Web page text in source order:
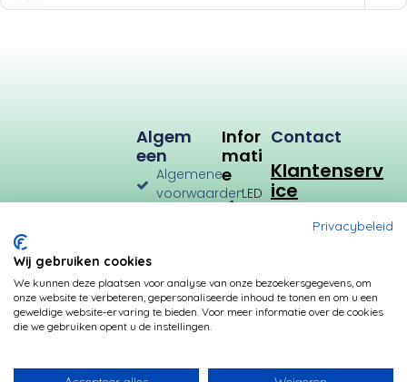
Infor
Mati
E
LED
Verbruik
Kleurtemperatuur
Algem
Een
Algemene
voorwaarden
Privacybeleid
Betalingsmogelijkheden
Contact
Klantenserv
ice
Privacybeleid
Wij gebruiken cookies
We kunnen deze plaatsen voor analyse van onze bezoekersgegevens, om
onze website te verbeteren, gepersonaliseerde inhoud te tonen en om u een
geweldige website-ervaring te bieden. Voor meer informatie over de cookies
die we gebruiken opent u de instellingen.